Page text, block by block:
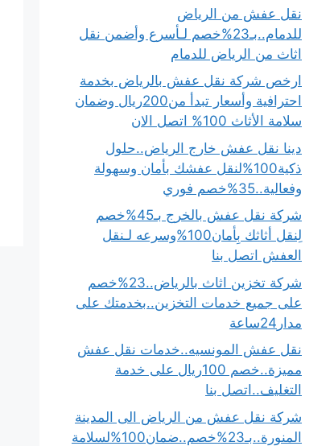
نقل عفش من الرياض
للدمام..بـ23%خصم لـأسرع وأضمن نقل
اثاث من الرياض للدمام
ارخص شركة نقل عفش بالرياض بخدمة
احترافية وأسعار تبدأ من200ريال وضمان
سلامة الأثاث 100% اتصل الان
دينا نقل عفش خارج الرياض..حلول
ذكية100%لنقل عفشك بأمان وسهولة
وفعالية..35%خصم فوري
شركة نقل عفش بالخرج بـ45%خصم
لِنقل أثاثك بِأمان100%وسرعه لـنقل
العفش اتصل بنا
شركة تخزين اثاث بالرياض..23%خصم
على جميع خدمات التخزين..بخدمتك على
مدار24ساعة
نقل عفش المونسيه..خدمات نقل عفش
مميزة..خصم 100ريال على خدمة
التغليف..اتصل بنا
شركة نقل عفش من الرياض الى المدينة
المنورة..بـ23%خصم..ضمان100%لسلامة